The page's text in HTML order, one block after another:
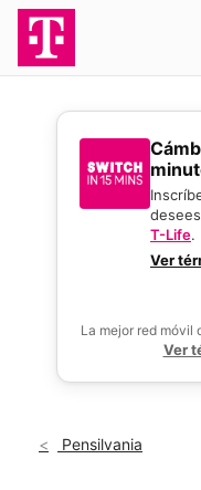
T-Life.
Ver
La mejor red móvil
Ver
Pensilvania